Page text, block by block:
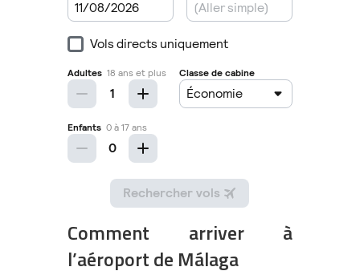
Comment arriver à
l’aéroport de Málaga